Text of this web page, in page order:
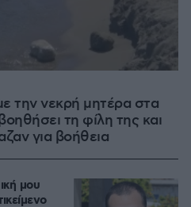
την νεκρή μητέρα στα
τη φίλη της και
για βοήθεια
μου